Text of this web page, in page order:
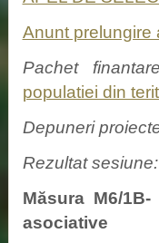
Anunt prelungire
Pachet
populatiei din
Depuneri
Rezultat
Măsura M6/
asociative